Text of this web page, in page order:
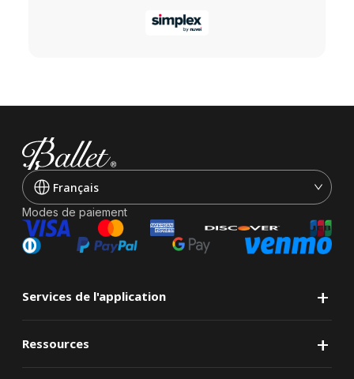
Français
Modes de paiement
+
Services de l'application
+
Ressources